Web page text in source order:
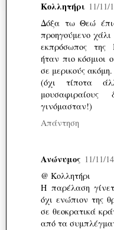
Κολλητήρι 11/11/
Δόξα τω Θεώ
προηγούμενο
εκπρόσωπος της
ήταν πιο κόσμιοι
σε μερικούς ακόμη.
(όχι τίποτα
γινόμασταν!)
Απάντηση
Ανώνυμος 11/11/14
@ Κολλητήρι
Η παρέλαση
όχι ενώπιον της
σε θεοκρατικά
από τα